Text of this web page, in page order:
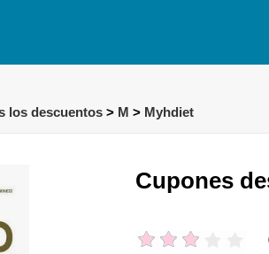
los descuentos > M > Myhdiet
Cupones